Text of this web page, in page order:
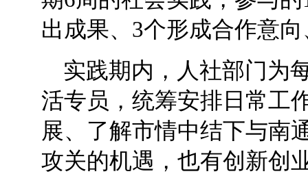
出成果、3个形成合作意
实践期内，人社部门为
活专员，统筹安排日常工
展、了解市情中结下与南
攻关的机遇，也有创新创